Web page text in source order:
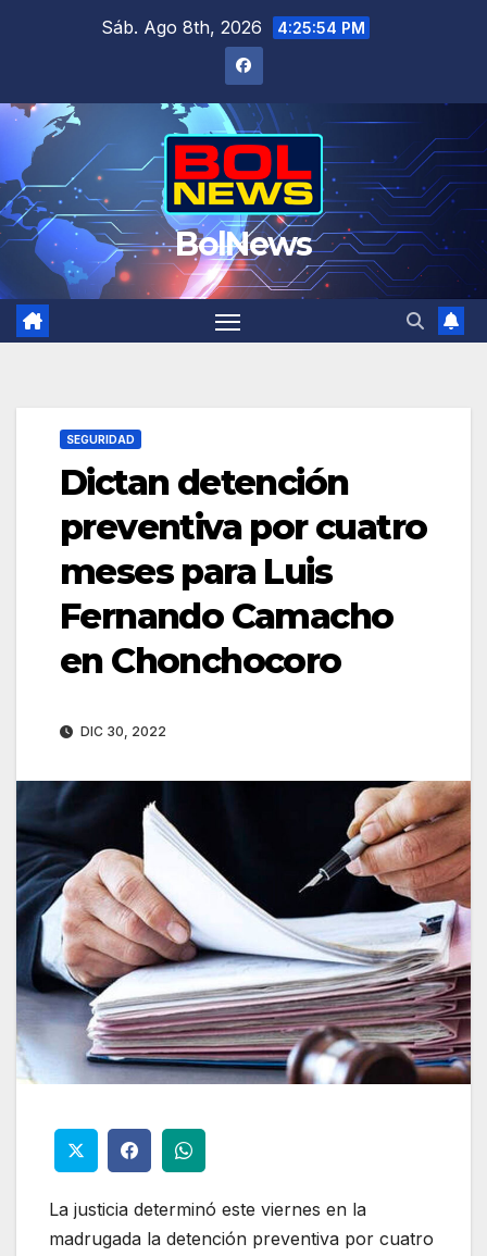
Sáb. Ago 8th, 2026 4:25:55 PM
BolNews
SEGURIDAD
Dictan detención
preventiva por cuatro
meses para Luis
Fernando Camacho
en Chonchocoro
DIC 30, 2022
La justicia determinó este viernes en la
madrugada la detención preventiva por cuatro